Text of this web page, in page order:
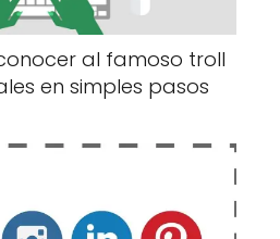
al famoso troll
en simples pasos